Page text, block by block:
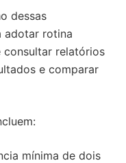
dessas
adotar rotina
consultar relatórios
e comparar
mínima de dois